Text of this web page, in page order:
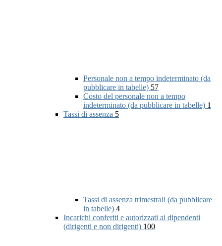
Personale non a tempo indeterminato (da
pubblicare in tabelle) 57
Costo del personale non a tempo
indeterminato (da pubblicare in tabelle) 1
Tassi di assenza 5
Tassi di assenza trimestrali (da pubblicare
in tabelle) 4
Incarichi conferiti e autorizzati ai dipendenti
(dirigenti e non dirigenti) 100